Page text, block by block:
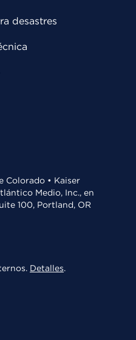
desastres
Colorado • Kaiser
Medio, Inc., en
100, Portland, OR
Detalles.